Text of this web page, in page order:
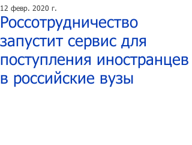
Россотрудничество
запустит сервис для
поступления иностранцев
в российские вузы
12 февр. 2020 г.